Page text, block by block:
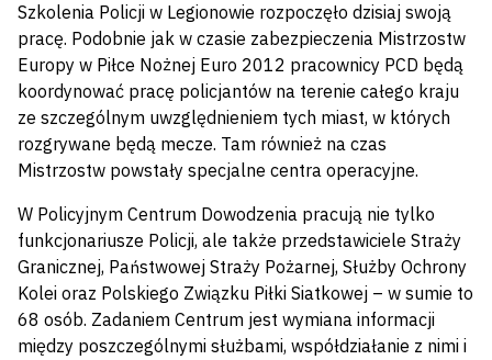
Szkolenia Policji w Legionowie rozpoczęło dzisiaj swoją
pracę. Podobnie jak w czasie zabezpieczenia Mistrzostw
Europy w Piłce Nożnej Euro 2012 pracownicy PCD będą
koordynować pracę policjantów na terenie całego kraju
ze szczególnym uwzględnieniem tych miast, w których
rozgrywane będą mecze. Tam również na czas
Mistrzostw powstały specjalne centra operacyjne.
W Policyjnym Centrum Dowodzenia pracują nie tylko
funkcjonariusze Policji, ale także przedstawiciele Straży
Granicznej, Państwowej Straży Pożarnej, Służby Ochrony
Kolei oraz Polskiego Związku Piłki Siatkowej – w sumie to
68 osób. Zadaniem Centrum jest wymiana informacji
między poszczególnymi służbami, współdziałanie z nimi i